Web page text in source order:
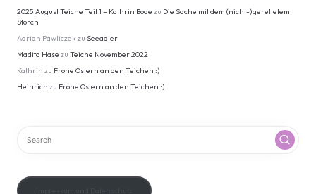
2025 August Teiche Teil 1 – Kathrin Bode zu Die Sache mit dem (nicht-)gerettetem
Storch
Adrian Pawliczek zu Seeadler
Madita Hase zu Teiche November 2022
Kathrin zu Frohe Ostern an den Teichen :)
Heinrich zu Frohe Ostern an den Teichen :)